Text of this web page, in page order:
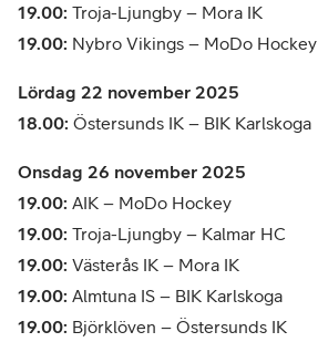
19.00: Troja-Ljungby – Mora IK
19.00: Nybro Vikings – MoDo Hockey
Lördag 22 november 2025
18.00: Östersunds IK – BIK Karlskoga
Onsdag 26 november 2025
19.00: AIK – MoDo Hockey
19.00: Troja-Ljungby – Kalmar HC
19.00: Västerås IK – Mora IK
19.00: Almtuna IS – BIK Karlskoga
19.00: Björklöven – Östersunds IK